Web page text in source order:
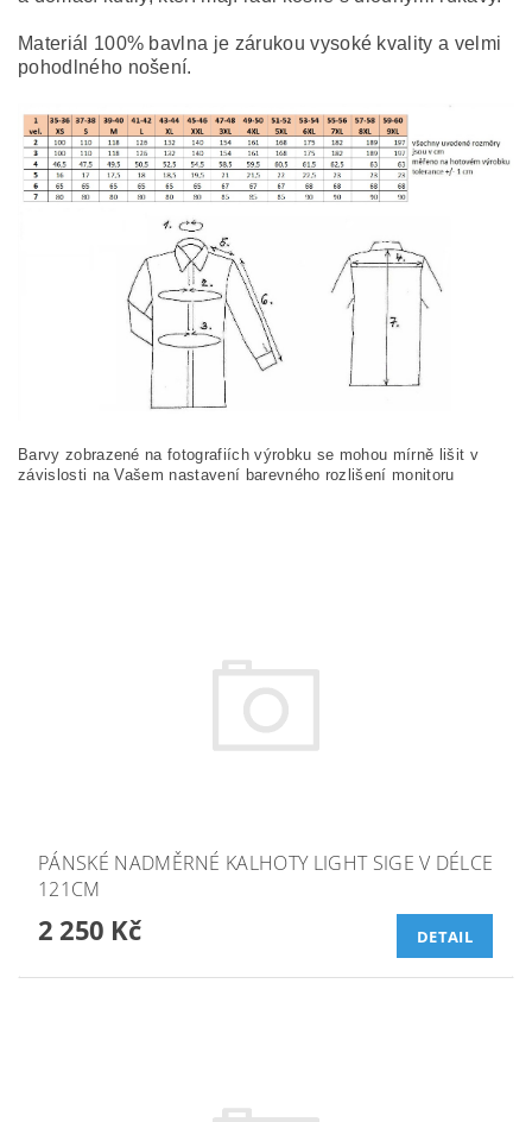
Materiál 100% bavlna je zárukou vysoké kvality a velmi
pohodlného nošení.
Barvy zobrazené na fotografiích výrobku se mohou mírně lišit v
závislosti na Vašem nastavení barevného rozlišení monitoru
PÁNSKÉ NADMĚRNÉ KALHOTY LIGHT SIGE V DÉLCE
121CM
2 250 Kč DETAIL